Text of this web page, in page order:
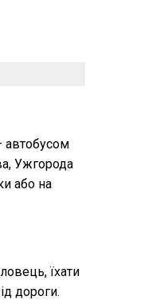
автобусом
Ужгорода
або на
їхати
дороги.